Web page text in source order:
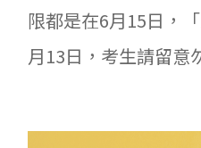
限都是在6月15日，
月13日，考生請留意